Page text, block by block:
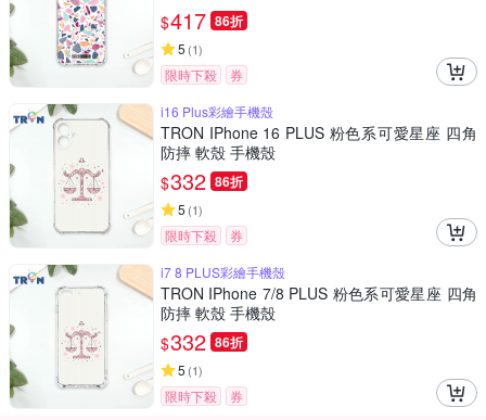
$417 86折
5 (1)
限時下殺
券
i16 Plus彩繪手機殼
TRON IPhone 16 PLUS 粉色系可愛星座 四角
防摔 軟殼 手機殼
$332 86折
5 (1)
限時下殺
券
i7 8 PLUS彩繪手機殼
TRON IPhone 7/8 PLUS 粉色系可愛星座 四角
防摔 軟殼 手機殼
$332 86折
5 (1)
限時下殺 券